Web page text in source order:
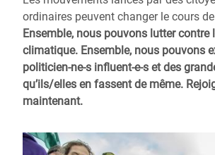
ordinaires peuvent changer le cours de
Ensemble, nous pouvons lutter contre
climatique. Ensemble, nous pouvons
politicien-ne-s influent-e-s et des
qu’ils/elles en fassent de même.
maintenant.